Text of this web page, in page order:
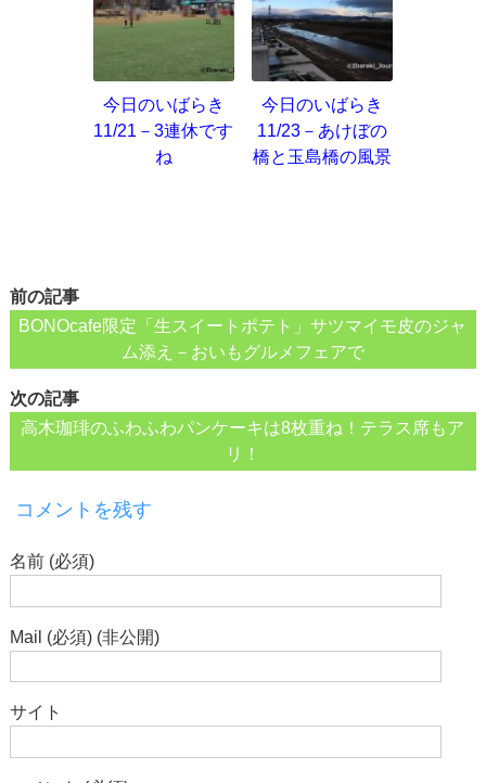
今日のいばらき
11/21－3連休です
ね
今日のいばらき
11/23－あけぼの
橋と玉島橋の風景
前の記事
BONOcafe限定「生スイートポテト」サツマイモ皮のジャ
ム添え－おいもグルメフェアで
次の記事
高木珈琲のふわふわパンケーキは8枚重ね！テラス席もア
リ！
コメントを残す
名前 (必須)
Mail (必須) (非公開)
サイト